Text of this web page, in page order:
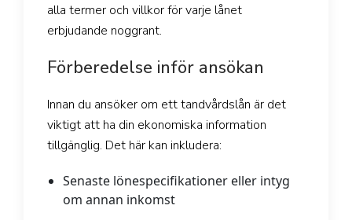
alla termer och villkor för varje lånet
erbjudande noggrant.
Förberedelse inför ansökan
Innan du ansöker om ett tandvårdslån är det
viktigt att ha din ekonomiska information
tillgänglig. Det här kan inkludera:
Senaste lönespecifikationer eller intyg
om annan inkomst